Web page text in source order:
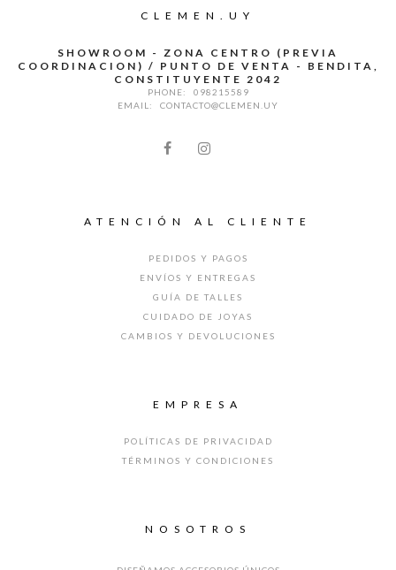
CLEMEN.UY
SHOWROOM - ZONA CENTRO (PREVIA
COORDINACION) / PUNTO DE VENTA - BENDITA,
CONSTITUYENTE 2042
PHONE:
098215589
EMAIL:
CONTACTO@CLEMEN.UY
ATENCIÓN AL CLIENTE
PEDIDOS Y PAGOS
ENVÍOS Y ENTREGAS
GUÍA DE TALLES
CUIDADO DE JOYAS
CAMBIOS Y DEVOLUCIONES
EMPRESA
POLÍTICAS DE PRIVACIDAD
TÉRMINOS Y CONDICIONES
NOSOTROS